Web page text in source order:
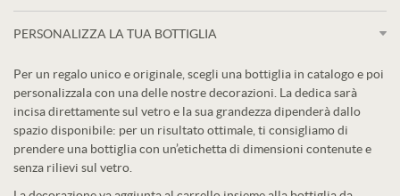
PERSONALIZZA LA TUA BOTTIGLIA
Per un regalo unico e originale, scegli una bottiglia in catalogo e poi
personalizzala con una delle nostre decorazioni. La dedica sarà
incisa direttamente sul vetro e la sua grandezza dipenderà dallo
spazio disponibile: per un risultato ottimale, ti consigliamo di
prendere una bottiglia con un’etichetta di dimensioni contenute e
senza rilievi sul vetro.